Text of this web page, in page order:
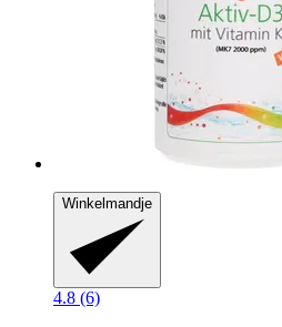
Winkelmandje
4.8 (6)